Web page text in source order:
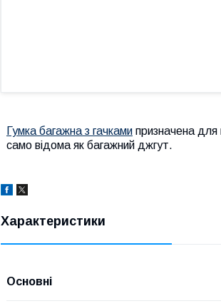
Гумка багажна з гачками призначена для
само відома як багажний джгут.
Характеристики
Основні